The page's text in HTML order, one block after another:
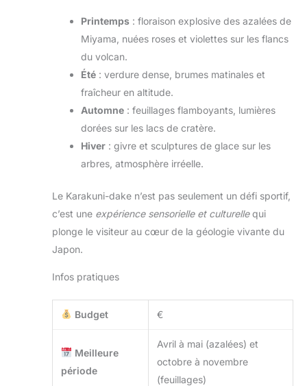
Printemps : floraison explosive des azalées de
Miyama, nuées roses et violettes sur les flancs
du volcan.
Été : verdure dense, brumes matinales et
fraîcheur en altitude.
Automne : feuillages flamboyants, lumières
dorées sur les lacs de cratère.
Hiver : givre et sculptures de glace sur les
arbres, atmosphère irréelle.
Le Karakuni-dake n’est pas seulement un défi sportif,
c’est une expérience sensorielle et culturellequi
plonge le visiteur au cœur de la géologie vivante du
Japon.
Infos pratiques
Budget €
Meilleure
période
Avril à mai (azalées) et
octobre à novembre
(feuillages)